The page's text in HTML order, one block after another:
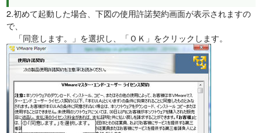
2.初めて起動した場合、下図の使用許諾契約画面が表示されますの
で、
「同意します。」を選択し、「ＯＫ」をクリックします。